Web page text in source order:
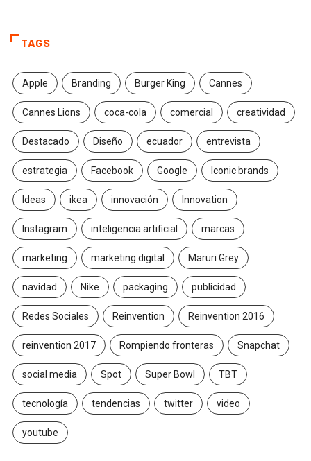
TAGS
Apple Branding Burger King Cannes
Cannes Lions coca-cola comercial creatividad
Destacado Diseño ecuador entrevista
estrategia Facebook Google Iconic brands
Ideas ikea innovación Innovation
Instagram inteligencia artificial marcas
marketing marketing digital Maruri Grey
navidad Nike packaging publicidad
Redes Sociales Reinvention Reinvention 2016
reinvention 2017 Rompiendo fronteras Snapchat
social media Spot Super Bowl TBT
tecnología tendencias twitter video
youtube